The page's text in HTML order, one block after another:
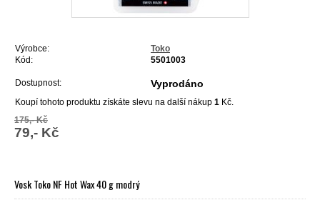
Výrobce:
Toko
Kód:
5501003
Dostupnost: Vyprodáno
Koupí tohoto produktu získáte slevu na další nákup 1 Kč.
175,- Kč
79,- Kč
Vosk Toko NF Hot Wax 40 g modrý